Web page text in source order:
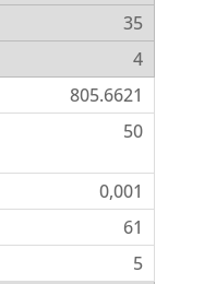
35
4
805.6621
50
0,001
61
5